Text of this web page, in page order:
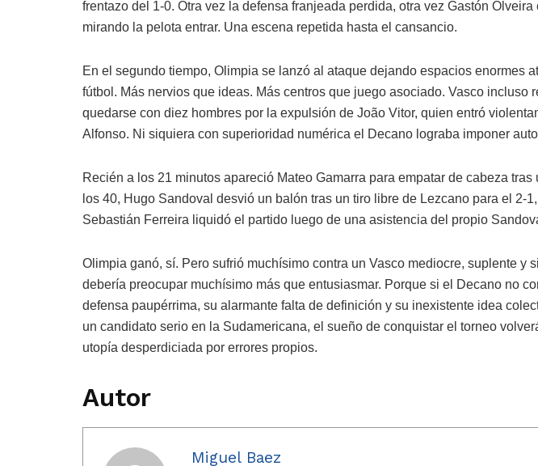
frentazo del 1-0. Otra vez la defensa franjeada perdida, otra vez Gastón
mirando la pelota entrar. Una escena repetida hasta el cansancio.
En el segundo tiempo, Olimpia se lanzó al ataque dejando espacios enormes
fútbol. Más nervios que ideas. Más centros que juego asociado. Vasco incluso
quedarse con diez hombres por la expulsión de João Vitor, quien entró
Alfonso. Ni siquiera con superioridad numérica el Decano lograba imponer
Recién a los 21 minutos apareció Mateo Gamarra para empatar de cabeza tras
los 40, Hugo Sandoval desvió un balón tras un tiro libre de Lezcano para el 2-
Sebastián Ferreira liquidó el partido luego de una asistencia del propio
Olimpia ganó, sí. Pero sufrió muchísimo contra un Vasco mediocre, suplente y
debería preocupar muchísimo más que entusiasmar. Porque si el Decano no
defensa paupérrima, su alarmante falta de definición y su inexistente idea
un candidato serio en la Sudamericana, el sueño de conquistar el torneo
utopía desperdiciada por errores propios.
Autor
Miguel Baez